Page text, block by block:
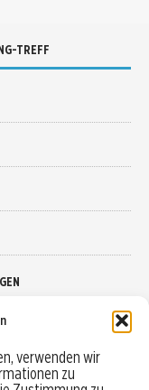
verwenden wir
zu
TREFF